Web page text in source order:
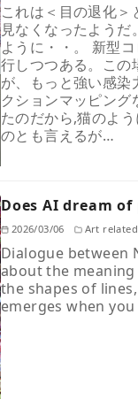
これは＜目の退化
見なくなったよう
ように・・。 新型
行しつつある。この
が、もっと強い感染
クションマッピン
たのだから,猫のよ
のとも言えるが…
Does AI dream
2026/03/06 Art related
Dialogue between
about the
the shapes of
emerges when